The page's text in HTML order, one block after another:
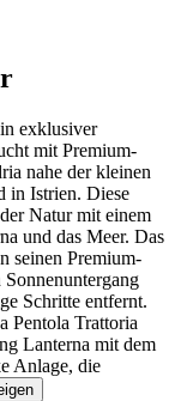
exklusiver
mit Premium-
nahe der kleinen
in Istrien. Diese
Natur mit einem
und das Meer. Das
seinen Premium-
Schritte entfernt.
Pentola Trattoria
Lanterna mit dem
Anlage, die